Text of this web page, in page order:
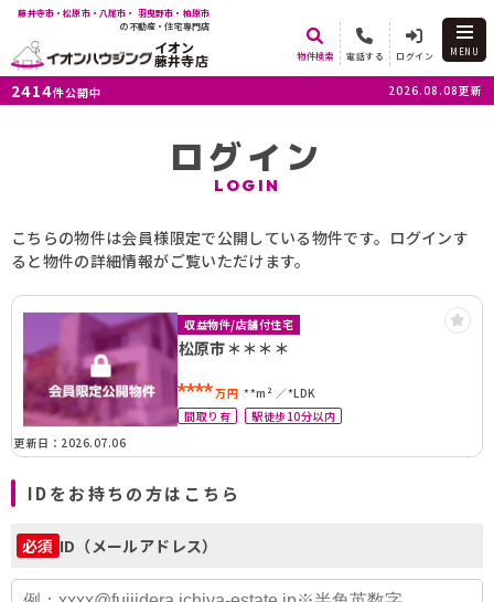
藤井寺市・松原市・八尾市・ 羽曳野市・柏原市
の不動産・住宅専門店
イオン
藤井寺店 物件検索 電話する ログイン MENU
2414件公開中 2026.08.08更新
ログイン
LOGIN
こちらの物件は会員様限定で公開している物件です。ログインす
ると物件の詳細情報がご覧いただけます。
収益物件/店舗付住宅
松原市＊＊＊＊
****万円 **m²
*LDK
間取り有
駅徒歩10分以内
更新日：2026.07.06
IDをお持ちの方はこちら
必須 ID（メールアドレス）